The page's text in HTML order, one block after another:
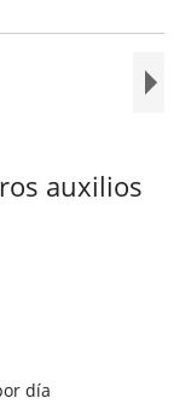
auxilios
día